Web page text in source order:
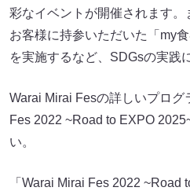
彩なイベントが開催されます。
お客様に持参いただいた「my
を実施するなど、SDGsの実践
Warai Mirai Fesの詳しいプログ
Fes 2022 ~Road to EXPO
い。
「Warai Mirai Fes 2022